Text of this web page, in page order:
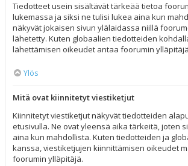
Tiedotteet usein sisältävät tärkeää tietoa
lukemassa ja siksi ne tulisi lukea aina kun
näkyvät jokaisen sivun ylälaidassa niillä
lähetetty. Kuten globaalien tiedotteiden
lähettämisen oikeudet antaa foorumin
Ylös
Mitä ovat kiinnitetyt viestiketjut
Kiinnitetyt viestiketjut näkyvät tiedotteiden
etusivulla. Ne ovat yleensä aika tärkeitä, joten
aina kun mahdollista. Kuten tiedotteiden ja
kanssa, viestiketjujen kiinnittämisen oikeudet
foorumin ylläpitäjä.